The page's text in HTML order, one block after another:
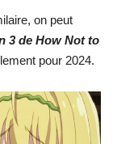
on peut
3 de How Not to
pour 2024.